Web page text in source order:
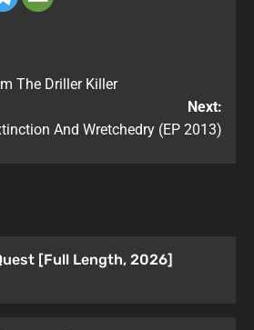
The Driller Killer
Next:
And Wretchedry (EP 2013)
[Full Length, 2026]